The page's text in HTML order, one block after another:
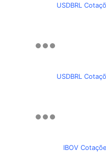
USDBRL
USDBRL
IBOV